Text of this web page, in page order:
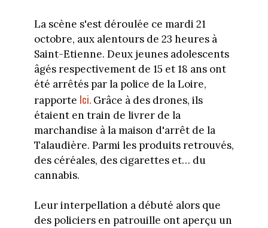
La scène s'est déroulée ce mardi 21
octobre, aux alentours de 23 heures à
Saint-Etienne. Deux jeunes adolescents
âgés respectivement de 15 et 18 ans ont
été arrêtés par la police de la Loire,
rapporte Ici.Grâce à des drones, ils
étaient en train de livrer de la
marchandise à la maison d'arrêt de la
Talaudière. Parmi les produits retrouvés,
des céréales, des cigarettes et… du
cannabis.
Leur interpellation a débuté alors que
des policiers en patrouille ont aperçu un